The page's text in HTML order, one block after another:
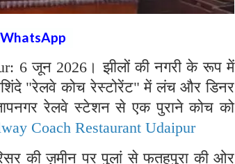
WhatsApp
6 जून 2026। झीलों की नगरी के रूप में
"रेलवे कोच रेस्टोरेंट" में लंच और डिनर
रेलवे स्टेशन से एक पुराने कोच को
Coach Restaurant Udaipur
की ज़मीन पर पुलां से फतहपुरा की ओर